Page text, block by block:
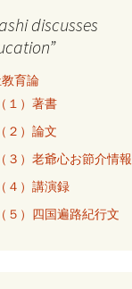
discusses
育論
１）著書
２）論文
３）老爺心お節介情報
４）講演録
５）四国遍路紀行文